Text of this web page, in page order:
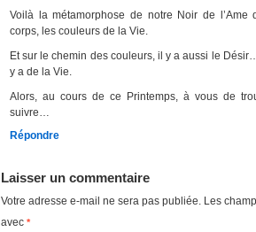
Voilà la métamorphose de notre Noir de l’Ame
corps, les couleurs de la Vie.
Et sur le chemin des couleurs, il y a aussi le
y a de la Vie.
Alors, au cours de ce Printemps, à vous de
suivre…
Répondre
Laisser un commentaire
Votre adresse e-mail ne sera pas publiée. Les
avec *